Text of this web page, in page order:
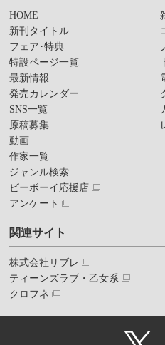
HOME
新刊タイトル
フェア･特典
特設ページ一覧
最新情報
発売カレンダー
SNS一覧
原稿募集
動画
作家一覧
ジャンル検索
ビーボーイ応援店
アンケート
関連サイト
株式会社リブレ
ティーンズラブ・乙女系
クロフネ